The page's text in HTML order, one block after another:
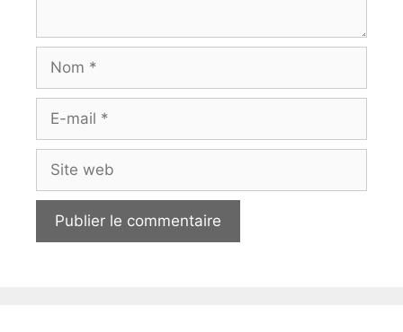
Nom
Site
web